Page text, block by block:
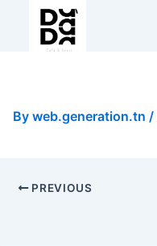
By web.generation.tn /
PREVIOUS